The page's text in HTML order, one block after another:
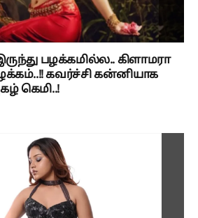
பழக்கமில்ல.. கிளாமரா
கவர்ச்சி கன்னியாக
கெமி..!